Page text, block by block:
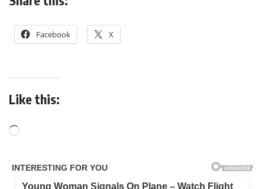
Facebook X
Like this: